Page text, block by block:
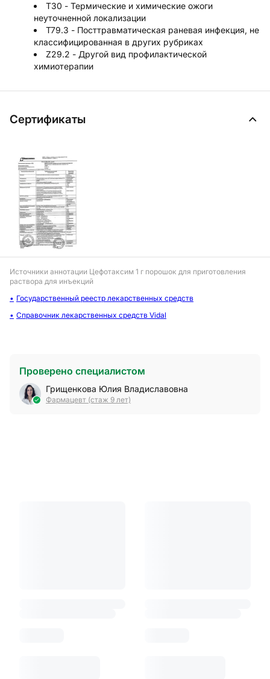
T30 - Термические и химические ожоги
неуточненной локализации
T79.3 - Посттравматическая раневая инфекция, не
классифицированная в других рубриках
Z29.2 - Другой вид профилактической
химиотерапии
Сертификаты
Источники аннотации Цефотаксим 1 г порошок для приготовления
раствора для инъекций
Государственный реестр лекарственных средств
Справочник лекарственных средств Vidal
Проверено специалистом
Грищенкова Юлия Владиславовна
Фармацевт (стаж 9 лет)